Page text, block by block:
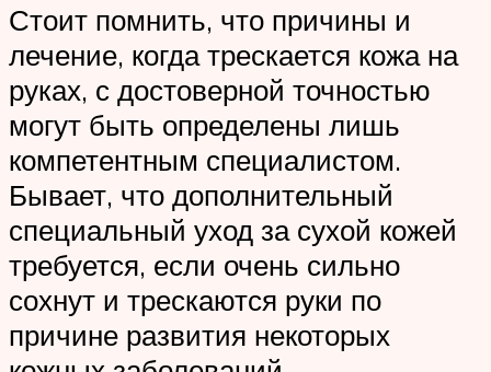
Стоит помнить, что причины и
лечение, когда трескается кожа на
руках, с достоверной точностью
могут быть определены лишь
компетентным специалистом.
Бывает, что дополнительный
специальный уход за сухой кожей
требуется, если очень сильно
сохнут и трескаются руки по
причине развития некоторых